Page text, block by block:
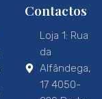
Contactos
Loja 1: Rua
da
Alfândega,
17 4050-